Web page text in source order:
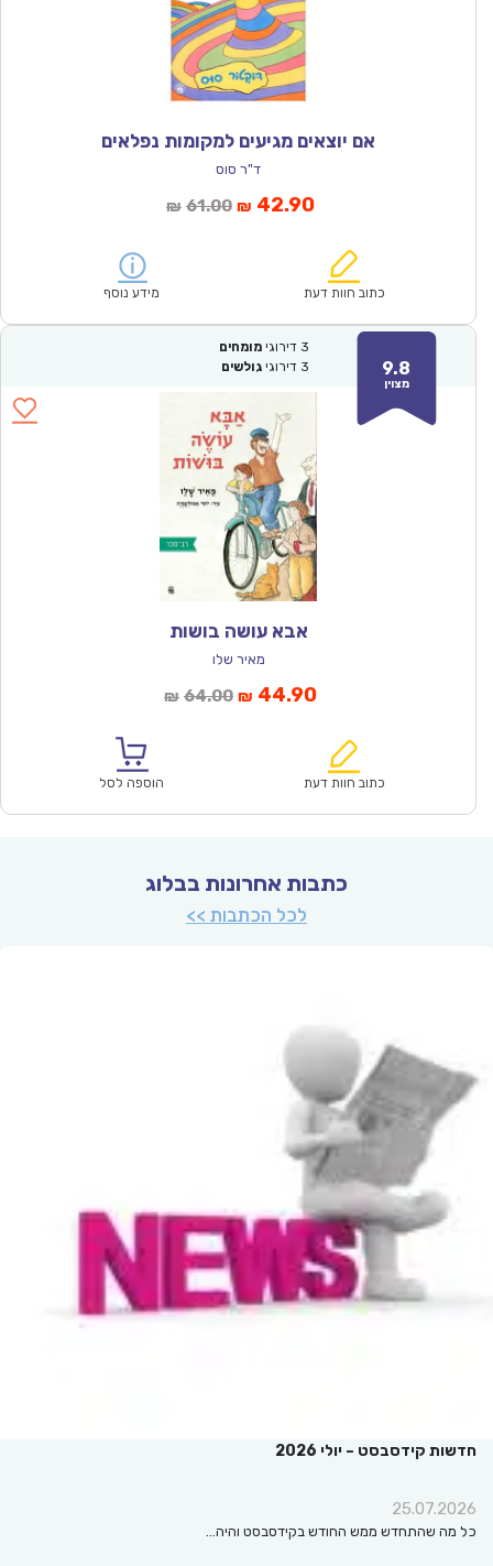
אם יוצאים מגיעים למקומות נפלאים
ד"ר סוס
₪ 61.00המחיר
₪61.00.
₪ 42.90המחיר
הוא:
כתוב חוות דעת מידע נוסף
9.8
מצוין
3 דירוגי מומחים
3 דירוגי גולשים
אבא עושה בושות
מאיר שלו
₪ 64.00המחיר
₪64.00.
₪ 44.90המחיר
הוא:
כתוב חוות דעת הוספה לסל
כתבות אחרונות בבלוג
לכל הכתבות >>
חדשות קידסבסט – יולי 2026
25.07.2026
כל מה שהתחדש ממש החודש בקידסבסט והיה…